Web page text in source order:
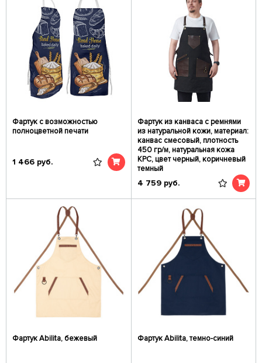
Фартук с возможностью
полноцветной печати
1 466 руб.
Фартук из канваса с ремнями
из натуральной кожи, материал:
канвас смесовый, плотность
450 гр/м, натуральная кожа
КРС, цвет черный, коричневый
темный
4 759 руб.
Фартук Abilita, бежевый Фартук Abilita, темно-синий